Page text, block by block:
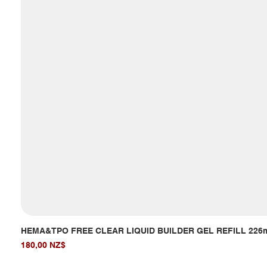
HEMA&TPO FREE CLEAR LIQUID BUILDER GEL REFILL
Giá
180,00 NZ$